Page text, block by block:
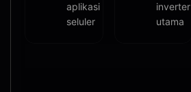
aplikasi
seluler
inverter
utama